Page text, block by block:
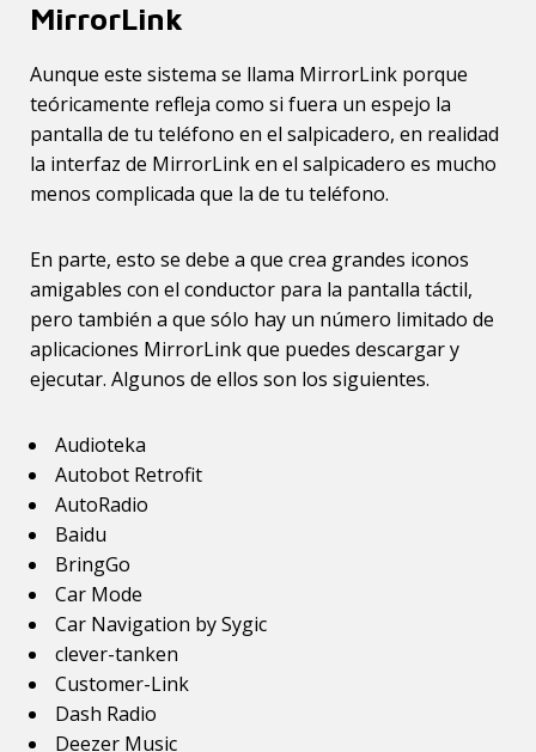
MirrorLink
Aunque este sistema se llama MirrorLink porque
teóricamente refleja como si fuera un espejo la
pantalla de tu teléfono en el salpicadero, en realidad
la interfaz de MirrorLink en el salpicadero es mucho
menos complicada que la de tu teléfono.
En parte, esto se debe a que crea grandes iconos
amigables con el conductor para la pantalla táctil,
pero también a que sólo hay un número limitado de
aplicaciones MirrorLink que puedes descargar y
ejecutar. Algunos de ellos son los siguientes.
Audioteka
Autobot Retrofit
AutoRadio
Baidu
BringGo
Car Mode
Car Navigation by Sygic
clever-tanken
Customer-Link
Dash Radio
Deezer Music